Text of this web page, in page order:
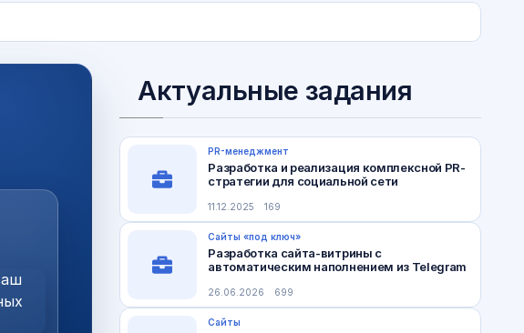
Актуальные задания
PR-менеджмент
Разработка и реализация комплексной PR-
стратегии для социальной сети
11.12.2025 169
Сайты «под ключ»
Разработка сайта-витрины с
автоматическим наполнением из Telegram
26.06.2026 699
Сайты